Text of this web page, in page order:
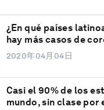
¿En qué países
hay más casos de
2020年04月04日
Casi el 90% de los
mundo, sin clase por